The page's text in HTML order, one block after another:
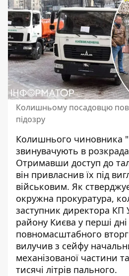
Колишньому посадовцю
підозру
Колишнього чиновника
звинувачують в
Отримавши доступ до
він привласнив їх під
військовим. Як
окружна прокуратура,
заступник директора КП
району Києва у перші дні
повномасштабного
вилучив з сейфу
механізованої частини
тисячі літрів пального.